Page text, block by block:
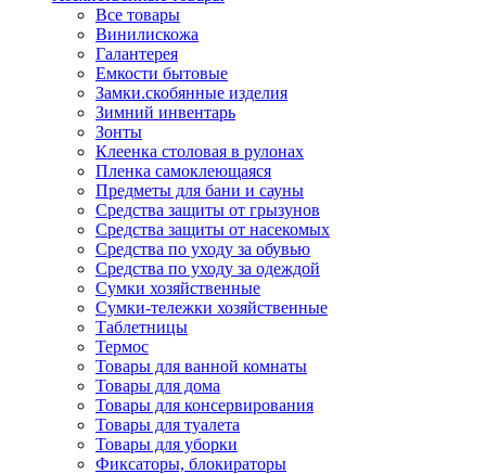
Все товары
Винилискожа
Галантерея
Емкости бытовые
Замки.скобянные изделия
Зимний инвентарь
Зонты
Клеенка столовая в рулонах
Пленка самоклеющаяся
Предметы для бани и сауны
Средства защиты от грызунов
Средства защиты от насекомых
Средства по уходу за обувью
Средства по уходу за одеждой
Сумки хозяйственные
Сумки-тележки хозяйственные
Таблетницы
Термос
Товары для ванной комнаты
Товары для дома
Товары для консервирования
Товары для туалета
Товары для уборки
Фиксаторы, блокираторы